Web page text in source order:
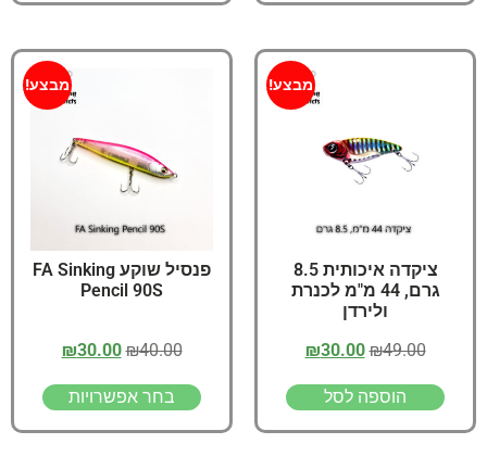
מבצע!
ציקדה איכותית 8.5
גרם, 44 מ"מ לכנרת
ולירדן
₪49.00
₪30.00
הוספה לסל
מבצע!
פנסיל שוקע FA Sinking
Pencil 90S
₪40.00
₪30.00
בחר אפשרויות